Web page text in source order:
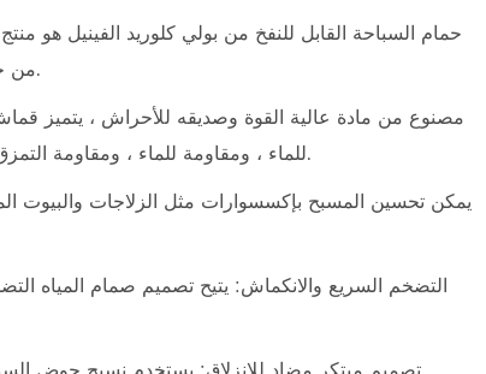
حمام السباحة القابل للنفخ من بولي كلوريد الفينيل
من خلال العديد من التصميمات الإبداعية ، يوفر تجربة مريحة وآمنة.
مصنوع من مادة عالية القوة وصديقه للأحراش ، يتميز
للماء ، ومقاومة للماء ، ومقاومة التمزق ، وخواص مقاومة للشيخوخة. أنها خفيفة الوزن وسهلة الحمل.
يمكن تحسين المسبح بإكسسوارات مثل الزلاجات والبيوت
التضخم السريع والانكماش: يتيح تصميم صمام المياه